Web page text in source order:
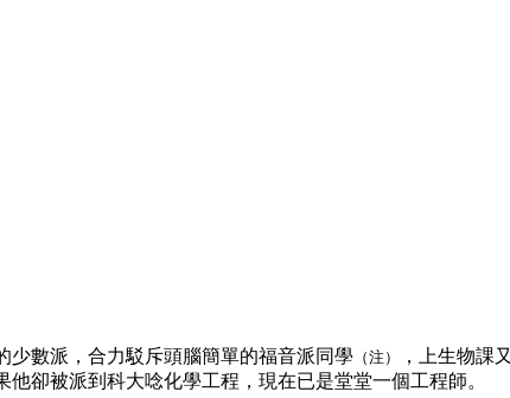
少數派，合力駁斥頭腦簡單的福音派同學 （注）
，上生物課
他卻被派到科大唸化學工程，現在已是堂堂一個工程師。